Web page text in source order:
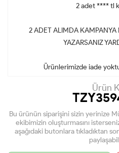
2 adet **** tl
2 ADET ALIMDA KAMPANYA
YAZARSANIZ
Ürünlerimizde iade
Ürün
Bu ürünün siparişini sizin yerinize
ekibimizin oluşturmasını
aşağıdaki butonlara tıkladıktan